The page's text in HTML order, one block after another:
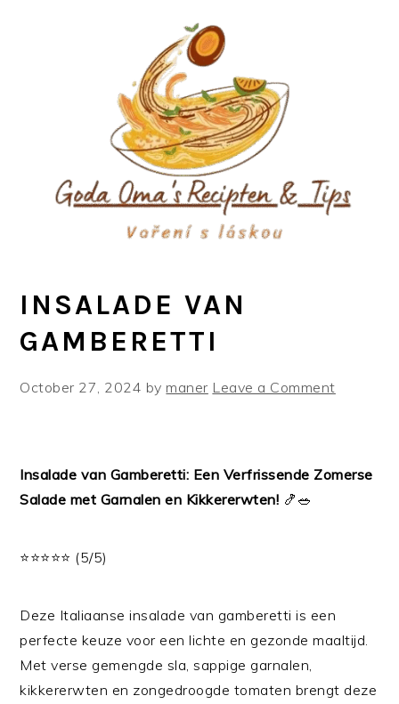
INSALADE VAN
GAMBERETTI
October 27, 2024 bymaner Leave a Comment
Insalade van Gamberetti: Een Verfrissende Zomerse
Salade met Garnalen en Kikkererwten! 🍤🥗
⭐⭐⭐⭐⭐ (5/5)
Deze Italiaanse insalade van gamberetti is een
perfecte keuze voor een lichte en gezonde maaltijd.
Met verse gemengde sla, sappige garnalen,
kikkererwten en zongedroogde tomaten brengt deze